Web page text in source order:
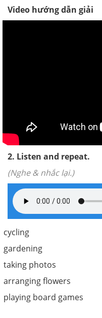
Video hướng dẫn giải
2. Listen and repeat.
(Nghe & nhắc lại.)
cycling
gardening
taking photos
arranging flowers
playing board games